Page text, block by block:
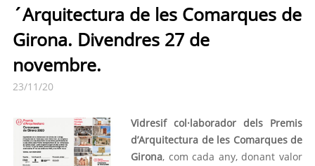
´Arquitectura de les Comarques de
Girona. Divendres 27 de
novembre.
23/11/20
Vidresif col·laborador dels Premis
d’Arquitectura de les Comarques de
Girona, com cada any, donant valor